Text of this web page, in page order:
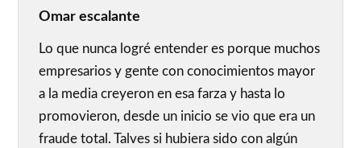
Omar escalante
Lo que nunca logré entender es porque muchos
empresarios y gente con conocimientos mayor
a la media creyeron en esa farza y hasta lo
promovieron, desde un inicio se vio que era un
fraude total. Talves si hubiera sido con algún